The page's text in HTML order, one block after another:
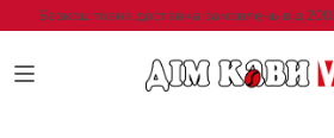
Безкоштовна доставка замовлень від